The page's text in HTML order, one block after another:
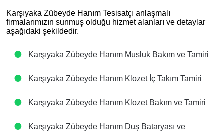
Karşıyaka Zübeyde Hanım Tesisatçı anlaşmalı
firmalarımızın sunmuş olduğu hizmet alanları ve detaylar
aşağıdaki şekildedir.
Karşıyaka Zübeyde Hanım Musluk Bakım ve Tamiri
Karşıyaka Zübeyde Hanım Klozet İç Takım Tamiri
Karşıyaka Zübeyde Hanım Klozet Bakım ve Tamiri
Karşıyaka Zübeyde Hanım Duş Bataryası ve